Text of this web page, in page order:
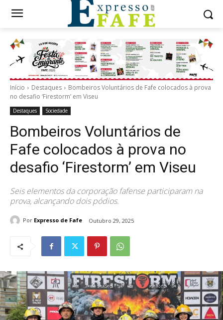
Início Destaques
Bombeiros Voluntários de Fafe colocados à prova
no desafio ‘Firestorm’ em Viseu
Destaques Sociedade
Bombeiros Voluntários de
Fafe colocados à prova no
desafio ‘Firestorm’ em Viseu
Seis elementos da corporação fafense participaram na
prova, alcançando dois pódios.
Por Expresso de Fafe Outubro 29, 2025